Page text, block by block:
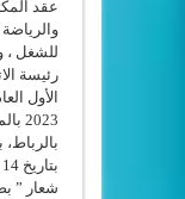
عقد
للشغل ،
رئيسة
شعار ”